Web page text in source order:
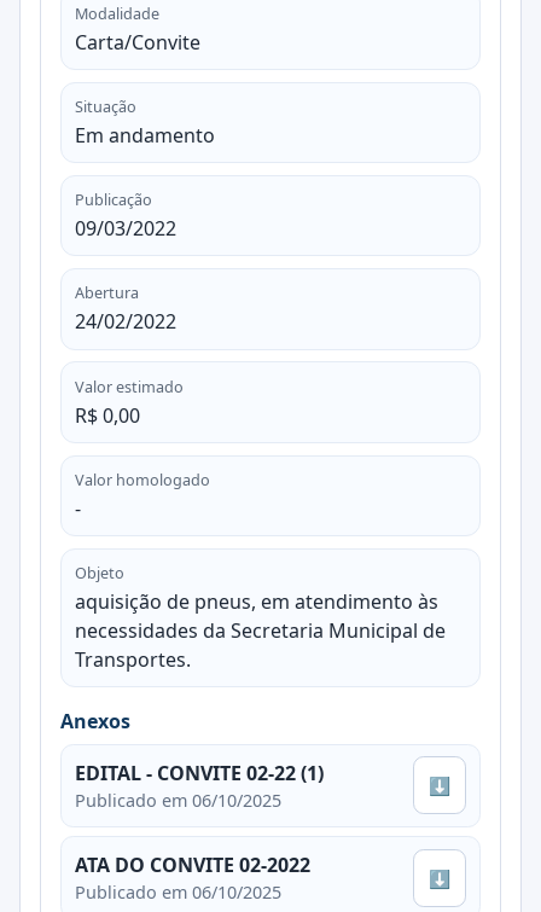
Modalidade
Carta/Convite
Situação
Em andamento
Publicação
09/03/2022
Abertura
24/02/2022
Valor estimado
R$ 0,00
Valor homologado
-
Objeto
aquisição de pneus, em atendimento às
necessidades da Secretaria Municipal de
Transportes.
Anexos
EDITAL - CONVITE 02-22 (1)
Publicado em 06/10/2025
⬇
ATA DO CONVITE 02-2022
Publicado em 06/10/2025
⬇